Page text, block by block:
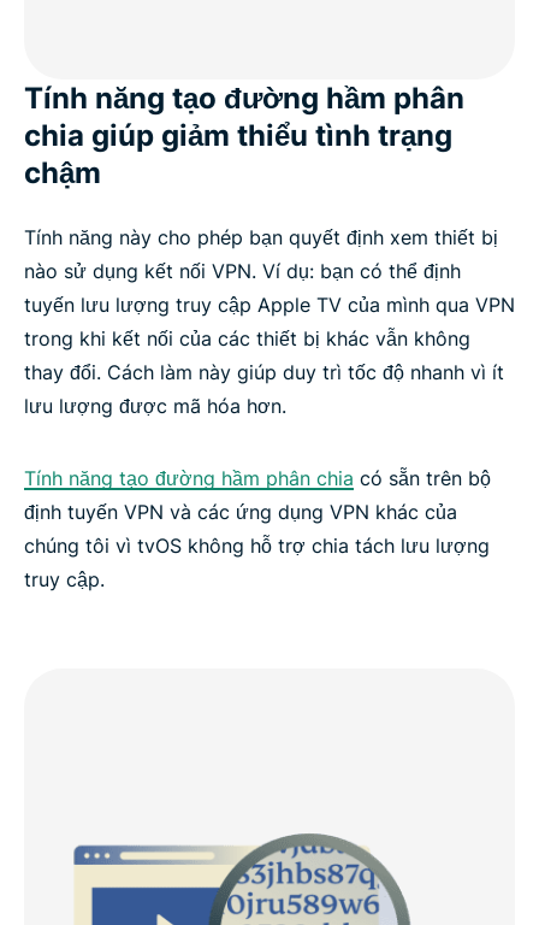
Tính năng tạo đường hầm phân
chia giúp giảm thiểu tình trạng
chậm
Tính năng này cho phép bạn quyết định xem thiết bị
nào sử dụng kết nối VPN. Ví dụ: bạn có thể định
tuyến lưu lượng truy cập Apple TV của mình qua VPN
trong khi kết nối của các thiết bị khác vẫn không
thay đổi. Cách làm này giúp duy trì tốc độ nhanh vì ít
lưu lượng được mã hóa hơn.
Tính năng tạo đường hầm phân chia có sẵn trên bộ
định tuyến VPN và các ứng dụng VPN khác của
chúng tôi vì tvOS không hỗ trợ chia tách lưu lượng
truy cập.